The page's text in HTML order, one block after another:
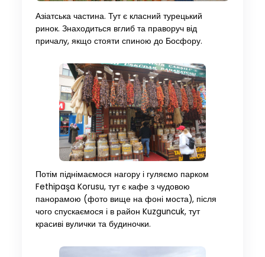
Азіатська частина. Тут є класний турецький
ринок. Знаходиться вглиб та праворуч від
причалу, якщо стояти спиною до Босфору.
Потім піднімаємося нагору і гуляємо парком
Fethipaşa Korusu, тут є кафе з чудовою
панорамою (фото вище на фоні моста), після
чого спускаємося і в район Kuzguncuk, тут
красиві вулички та будиночки.